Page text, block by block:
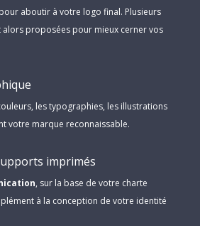
aboutir à votre logo final. Plusieurs
alors proposées pour mieux cerner vos
les typographies, les illustrations
votre marque reconnaissable.
imprimés
, sur la base de votre charte
à la conception de votre identité